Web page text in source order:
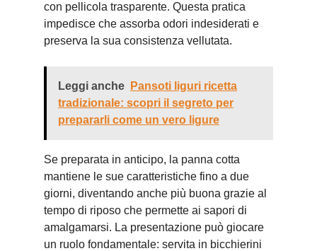
con pellicola trasparente. Questa pratica
impedisce che assorba odori indesiderati e
preserva la sua consistenza vellutata.
Leggi anche
Pansoti liguri ricetta
tradizionale: scopri il segreto per
prepararli come un vero ligure
Se preparata in anticipo, la panna cotta
mantiene le sue caratteristiche fino a due
giorni, diventando anche più buona grazie al
tempo di riposo che permette ai sapori di
amalgamarsi. La presentazione può giocare
un ruolo fondamentale: servita in bicchierini